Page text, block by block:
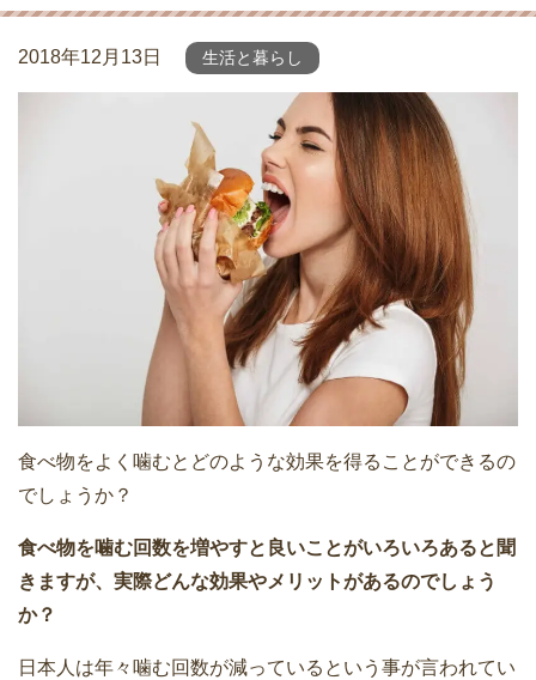
2018年12月13日 生活と暮らし
食べ物をよく噛むとどのような効果を得ることができるの
でしょうか？
食べ物を噛む回数を増やすと良いことがいろいろあると聞
きますが、実際どんな効果やメリットがあるのでしょう
か？
日本人は年々噛む回数が減っているという事が言われてい